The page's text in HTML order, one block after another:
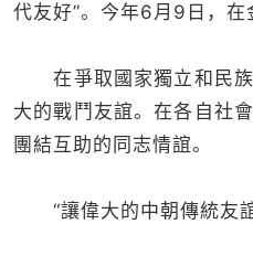
代友好”。今年6月9日，在
在爭取國家獨立和民族
大的戰鬥友誼。在各自社
團結互助的同志情誼。
“讓偉大的中朝傳統友誼